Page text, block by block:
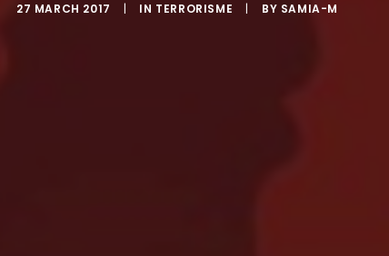
27 MARCH 2017 | IN TERRORISME | BY SAMIA-M